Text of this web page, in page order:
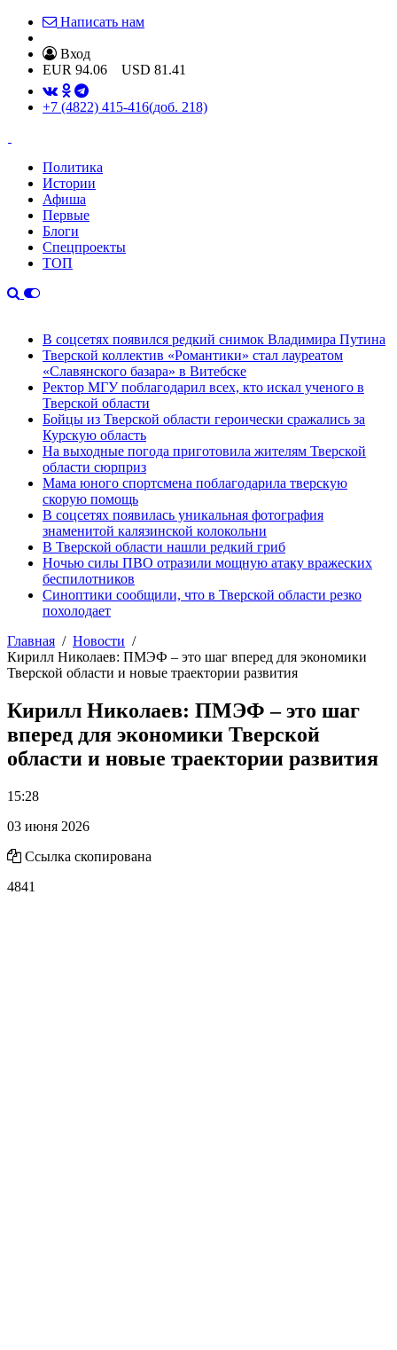
Написать нам
Вход
EUR 94.06 USD 81.41
+7 (4822) 415-416(доб. 218)
Политика
Истории
Афиша
Первые
Блоги
Спецпроекты
ТОП
В соцсетях появился редкий снимок Владимира Путина
Тверской коллектив «Романтики» стал лауреатом
«Славянского базара» в Витебске
Ректор МГУ поблагодарил всех, кто искал ученого в
Тверской области
Бойцы из Тверской области героически сражались за
Курскую область
На выходные погода приготовила жителям Тверской
области сюрприз
Мама юного спортсмена поблагодарила тверскую
скорую помощь
В соцсетях появилась уникальная фотография
знаменитой калязинской колокольни
В Тверской области нашли редкий гриб
Ночью силы ПВО отразили мощную атаку вражеских
беспилотников
Синоптики сообщили, что в Тверской области резко
похолодает
Главная
Новости
Кирилл Николаев: ПМЭФ – это шаг вперед для экономики
Тверской области и новые траектории развития
Кирилл Николаев: ПМЭФ – это шаг
вперед для экономики Тверской
области и новые траектории развития
15:28
03 июня 2026
Ссылка скопирована
4841